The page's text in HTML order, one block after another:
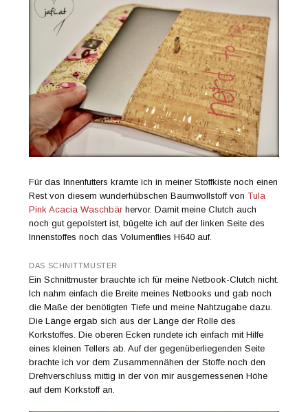
Für das Innenfutters kramte ich in meiner Stoffkiste noch einen
Rest von diesem wunderhübschen Baumwollstoff vonTula
Pink Acacia Waschbär hervor. Damit meine Clutch auch
noch gut gepolstert ist, bügelte ich auf der linken Seite des
Innenstoffes noch das Volumenflies H640 auf.
DAS SCHNITTMUSTER
Ein Schnittmuster brauchte ich für meine Netbook-Clutch nicht.
Ich nahm einfach die Breite meines Netbooks und gab noch
die Maße der benötigten Tiefe und meine Nahtzugabe dazu.
Die Länge ergab sich aus der Länge der Rolle des
Korkstoffes. Die oberen Ecken rundete ich einfach mit Hilfe
eines kleinen Tellers ab. Auf der gegenüberliegenden Seite
brachte ich vor dem Zusammennähen der Stoffe noch den
Drehverschluss mittig in der von mir ausgemessenen Höhe
auf dem Korkstoff an.